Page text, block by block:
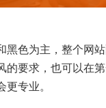
黑色为主，整个网
的要求，也可以在
专业。